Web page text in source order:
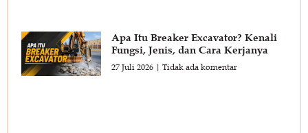
Apa Itu Breaker Excavator? Kenali
Fungsi, Jenis, dan Cara Kerjanya
27 Juli 2026 Tidak ada komentar